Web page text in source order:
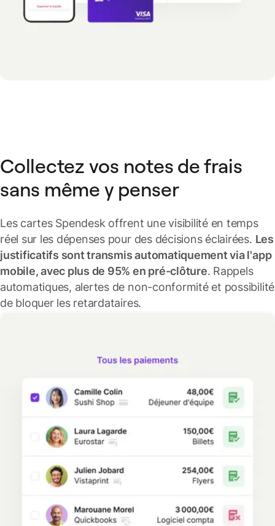
Collectez vos notes de frais
sans même y penser
Les cartes Spendesk offrent une visibilité en temps
réel sur les dépenses pour des décisions éclairées. Les
justificatifs sont transmis automatiquement via l'app
mobile, avec plus de 95% en pré-clôture. Rappels
automatiques, alertes de non-conformité et possibilité
de bloquer les retardataires.